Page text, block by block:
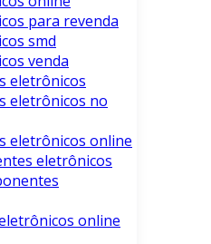
para revenda
smd
venda
eletrônicos
eletrônicos no
eletrônicos online
eletrônicos
online